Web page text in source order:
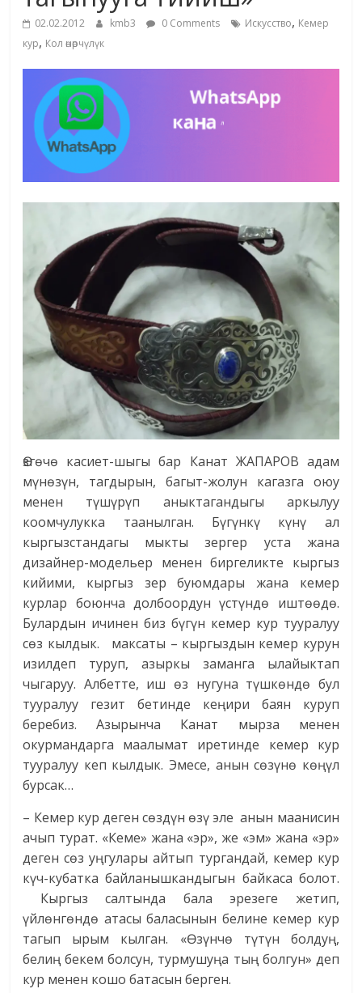
02.02.2012 kmb3 0 Comments Искусство, Кемер
кур, Кол өнөрчүлүк
Өзгөчө касиет-шыгы бар Канат ЖАПАРОВ адам
мүнөзүн, тагдырын, багыт-жолун кагазга оюу
менен түшүрүп аныктагандыгы аркылуу
коомчулукка таанылган. Бүгүнкү күнү ал
кыргызстандагы мыкты зергер уста жана
дизайнер-модельер менен биргеликте кыргыз
кийими, кыргыз зер буюмдары жана кемер
курлар боюнча долбоордун үстүндө иштөөдө.
Булардын ичинен биз бүгүн кемер кур тууралуу
сөз кылдык. максаты – кыргыздын кемер курун
изилдеп туруп, азыркы заманга ылайыктап
чыгаруу. Албетте, иш өз нугуна түшкөндө бул
тууралуу гезит бетинде кеңири баян куруп
беребиз. Азырынча Канат мырза менен
окурмандарга маалымат иретинде кемер кур
тууралуу кеп кылдык. Эмесе, анын сөзүнө көңүл
бурсак…
– Кемер кур деген сѳздүн ѳзү эле анын маанисин
ачып турат. «Кеме» жана «эр», же «эм» жана «эр»
деген сѳз уңгулары айтып тургандай, кемер кур
күч-кубатка байланышкандыгын байкаса болот.
Кыргыз салтында бала эрезеге жетип,
үйлѳнгѳндѳ атасы баласынын белине кемер кур
тагып ырым кылган. «Ѳзүнчѳ түтүн болдуң,
белиң бекем болсун, турмушуңа тың болгун» деп
кур менен кошо батасын берген.